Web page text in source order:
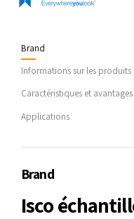
Brand
Informations sur les produits
Caractéristiques et avantages
Applications
Brand
Isco